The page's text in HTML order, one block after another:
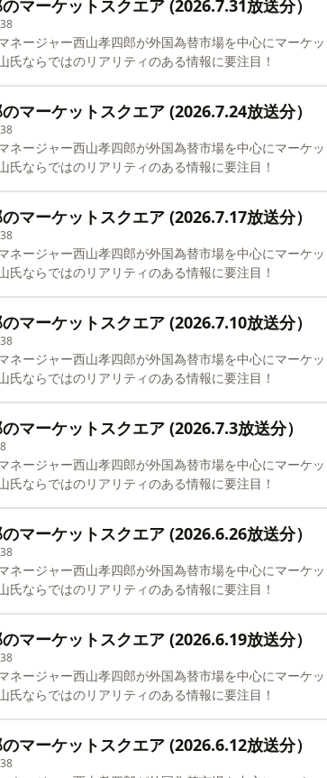
マーケットスクエア (2026.7.31放送分）
ネージャー西山孝四郎が外国為替市場を中心にマーケ
氏ならではのリアリティのある情報に要注目！
マーケットスクエア (2026.7.24放送分）
ネージャー西山孝四郎が外国為替市場を中心にマーケ
氏ならではのリアリティのある情報に要注目！
マーケットスクエア (2026.7.17放送分）
ネージャー西山孝四郎が外国為替市場を中心にマーケ
氏ならではのリアリティのある情報に要注目！
マーケットスクエア (2026.7.10放送分）
ネージャー西山孝四郎が外国為替市場を中心にマーケ
氏ならではのリアリティのある情報に要注目！
マーケットスクエア (2026.7.3放送分）
ネージャー西山孝四郎が外国為替市場を中心にマーケ
氏ならではのリアリティのある情報に要注目！
マーケットスクエア (2026.6.26放送分）
ネージャー西山孝四郎が外国為替市場を中心にマーケ
氏ならではのリアリティのある情報に要注目！
マーケットスクエア (2026.6.19放送分）
ネージャー西山孝四郎が外国為替市場を中心にマーケ
氏ならではのリアリティのある情報に要注目！
マーケットスクエア (2026.6.12放送分）